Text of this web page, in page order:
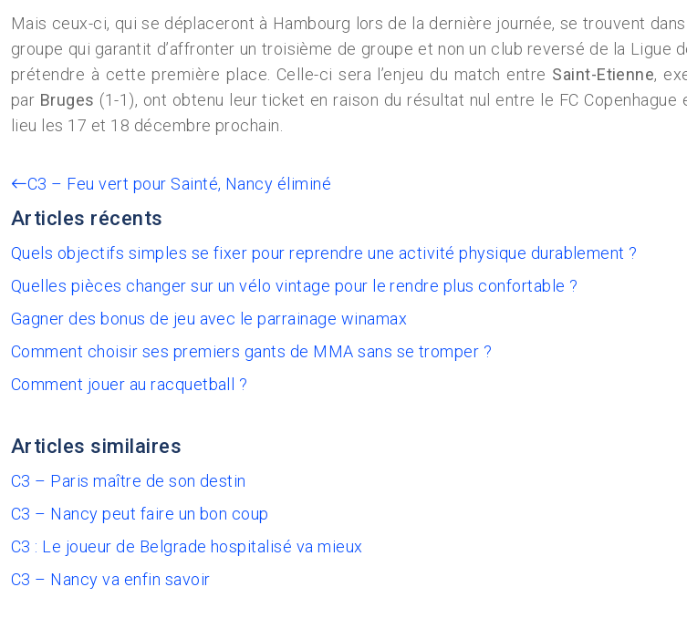
Mais ceux-ci, qui se déplaceront à Hambourg lors de la dernière journée, se trouvent
groupe qui garantit d’affronter un troisième de groupe et non un club reversé de la Ligue
prétendre à cette première place. Celle-ci sera l’enjeu du match entre Saint-Etienne,
par Bruges (1-1), ont obtenu leur ticket en raison du résultat nul entre le FC
lieu les 17 et 18 décembre prochain.
C3 – Feu vert pour Sainté, Nancy éliminé
Articles récents
Quels objectifs simples se fixer pour reprendre une activité physique durablement ?
Quelles pièces changer sur un vélo vintage pour le rendre plus confortable ?
Gagner des bonus de jeu avec le parrainage winamax
Comment choisir ses premiers gants de MMA sans se tromper ?
Comment jouer au racquetball ?
Articles similaires
C3 – Paris maître de son destin
C3 – Nancy peut faire un bon coup
C3 : Le joueur de Belgrade hospitalisé va mieux
C3 – Nancy va enfin savoir